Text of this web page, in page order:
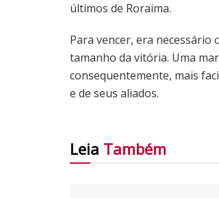
últimos de Roraima.
Para vencer, era
tamanho da vitória. Uma
consequentemente, mais
e de seus aliados.
Leia Também